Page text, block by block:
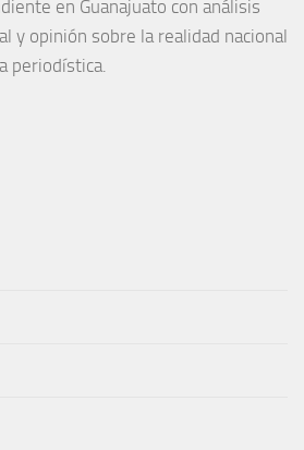
en Guanajuato con análisis
y opinión sobre la realidad nacional
periodística.